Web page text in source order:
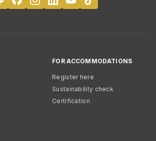
FOR ACCOMMODATIONS
Register here
Sustainability check
Certification